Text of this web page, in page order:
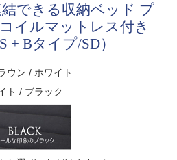
できる収納ベッド プ
イルマットレス付き
+ Bタイプ/SD）
ウン / ホワイト
ト / ブラック